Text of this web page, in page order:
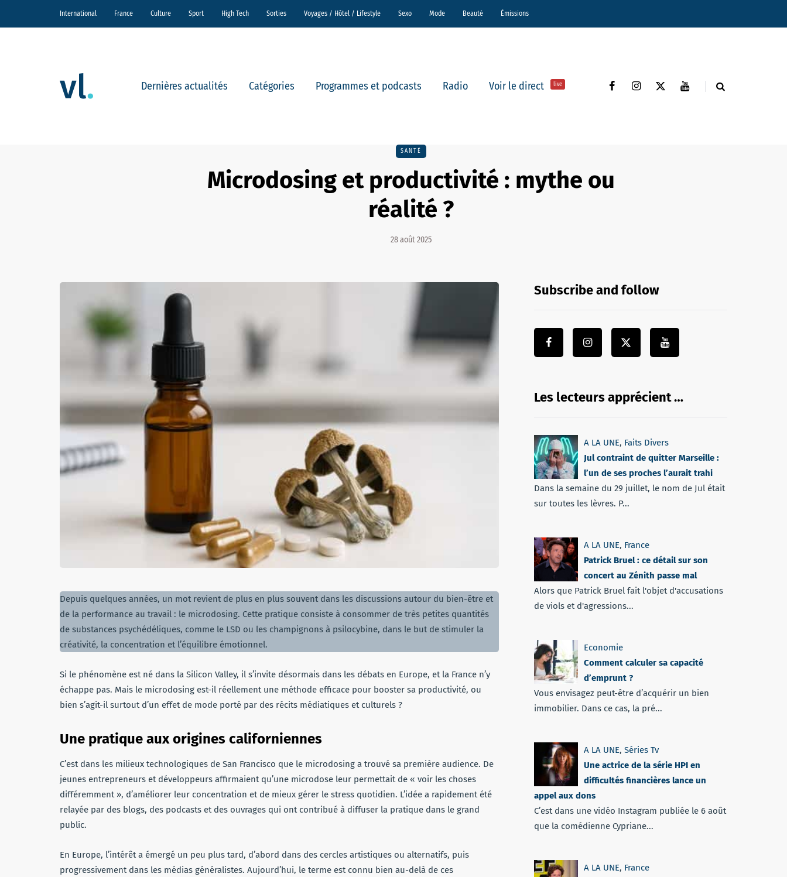
International France Culture Sport High Tech Sorties Voyages / Hôtel / Lifestyle Sexo Mode Beauté Émissions
Dernières actualités Catégories Programmes et podcasts Radio Voir le direct live
SANTÉ
Microdosing et productivité : mythe ou
réalité ?
28 août 2025
Depuis quelques années, un mot revient de plus en plus souvent dans les discussions autour du bien-être et
de la performance au travail : le microdosing. Cette pratique consiste à consommer de très petites quantités
de substances psychédéliques, comme le LSD ou les champignons à psilocybine, dans le but de stimuler la
créativité, la concentration et l’équilibre émotionnel.
Si le phénomène est né dans la Silicon Valley, il s’invite désormais dans les débats en Europe, et la France n’y
échappe pas. Mais le microdosing est-il réellement une méthode efficace pour booster sa productivité, ou
bien s’agit-il surtout d’un effet de mode porté par des récits médiatiques et culturels ?
Une pratique aux origines californiennes
C’est dans les milieux technologiques de San Francisco que le microdosing a trouvé sa première audience. De
jeunes entrepreneurs et développeurs affirmaient qu’une microdose leur permettait de « voir les choses
différemment », d’améliorer leur concentration et de mieux gérer le stress quotidien. L’idée a rapidement été
relayée par des blogs, des podcasts et des ouvrages qui ont contribué à diffuser la pratique dans le grand
public.
En Europe, l’intérêt a émergé un peu plus tard, d’abord dans des cercles artistiques ou alternatifs, puis
progressivement dans les médias généralistes. Aujourd’hui, le terme est connu bien au-delà de ces
Subscribe and follow
Les lecteurs apprécient …
A LA UNE, Faits Divers
Jul contraint de quitter Marseille :
l’un de ses proches l’aurait trahi
Dans la semaine du 29 juillet, le nom de Jul était
sur toutes les lèvres. P...
A LA UNE, France
Patrick Bruel : ce détail sur son
concert au Zénith passe mal
Alors que Patrick Bruel fait l'objet d'accusations
de viols et d'agressions...
Economie
Comment calculer sa capacité
d’emprunt ?
Vous envisagez peut-être d’acquérir un bien
immobilier. Dans ce cas, la pré...
A LA UNE, Séries Tv
Une actrice de la série HPI en
difficultés financières lance un
appel aux dons
C’est dans une vidéo Instagram publiée le 6 août
que la comédienne Cypriane...
A LA UNE, France